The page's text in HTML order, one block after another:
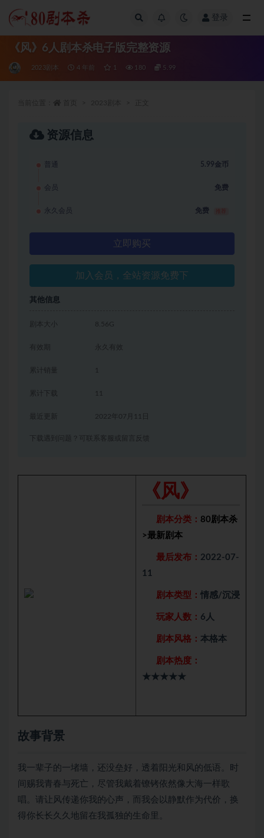
登录
《风》6人剧本杀电子版完整资源
2023剧本 4 年前 1 180 5.99
资源信息
普通 5.99金币
会员 免费
永久会员 免费
立即购买
加入会员，全站资源免费下
其他信息
剧本大小 8.56G
有效期 永久有效
累计销量 1
累计下载 11
2022年07月11日
下载遇到问题？可联系客服或留言反馈
《风》
剧本分类： 80剧本杀
>最新剧本
最后发布： 2022-07-
11
剧本类型： 情感/沉浸
玩家人数： 6人
剧本风格： 本格本
剧本热度：
★★★★★
故事背景
我一辈子的一堵墙，还没垒好，透着阳光和风的低语。时
间赐我青春与死亡，尽管我戴着镣铐依然像大海一样歌
唱。请让风传递你我的心声，而我会以静默作为代价，换
得你长长久久地留在我孤独的生命里。